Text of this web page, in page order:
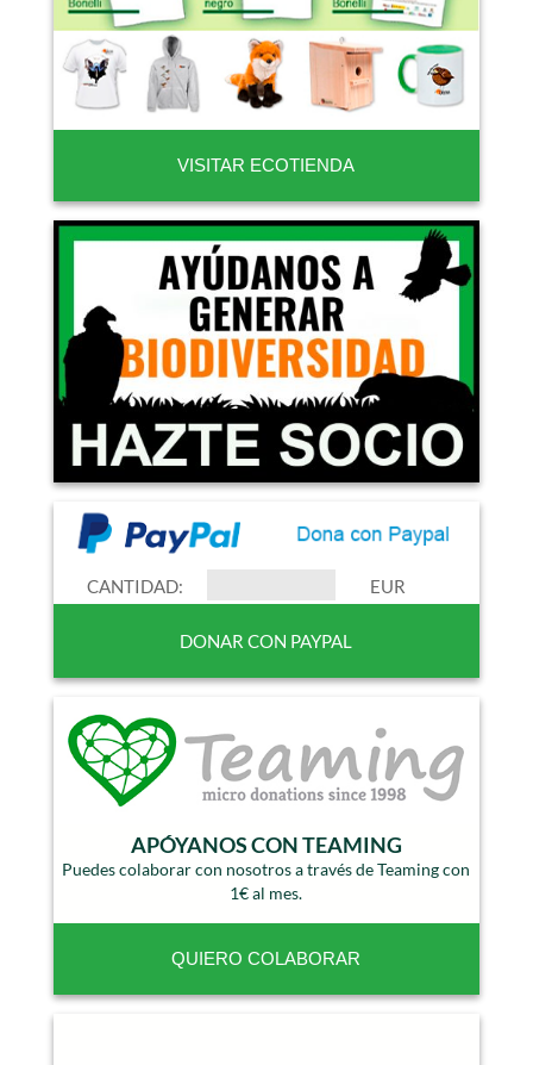
VISITAR ECOTIENDA
CANTIDAD: EUR
APÓYANOS CON TEAMING
Puedes colaborar con nosotros a través de Teaming con
1€ al mes.
QUIERO COLABORAR